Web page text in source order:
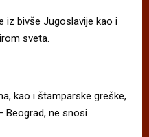
iz bivše Jugoslavije kao i
sveta.
kao i štamparske greške,
Beograd, ne snosi